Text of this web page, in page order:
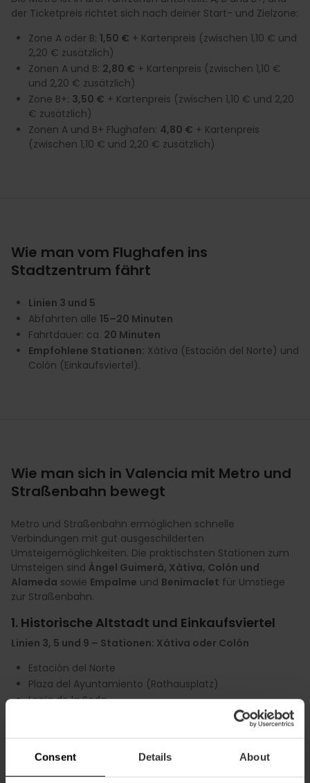
Consent Details About
der Ticketpreis richtet sich nach deiner Start- und Zielzone:
Zone A oder B: 1,50 € + Kartenpreis (zwischen 1,10 € und
2,20 € zusätzlich)
Zonen A und B: 2,80 € + Kartenpreis (zwischen 1,10 €
und 2,20 € zusätzlich)
Zone B+: 3,50 € + Kartenpreis (zwischen 1,10 € und 2,20
€ zusätzlich)
Zonen A und B+ Flughafen: 4,80 € + Kartenpreis
(zwischen 1,10 € und 2,20 € zusätzlich)
Wie man vom Flughafen ins
Stadtzentrum fährt
Linien 3 und 5
Abfahrten alle 15–20 Minuten
Fahrtdauer: ca. 20 Minuten
Empfohlene Stationen: Xàtiva (Estación del Norte) und
Colón (Einkaufsviertel).
Wie man sich in Valencia mit Metro und
Straßenbahn bewegt
Metro und Straßenbahn ermöglichen schnelle
Verbindungen mit gut ausgeschilderten
Umsteigemöglichkeiten. Die praktischsten Stationen zum
Umsteigen sind Àngel Guimerà, Xàtiva, Colón und
Alameda sowie Empalme und Benimaclet für Umstiege
zur Straßenbahn.
1. Historische Altstadt und Einkaufsviertel
Linien 3, 5 und 9 – Stationen: Xàtiva oder Colón
Estación del Norte
Plaza del Ayuntamiento (Rathausplatz)
Lonja de la Seda
2. Stadt der Künste und Wissenschaften &
Oceanogràfic